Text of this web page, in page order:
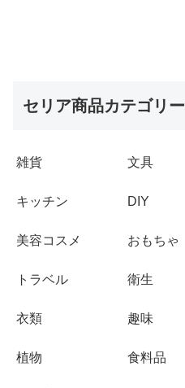
セリア商品カテゴリー
雑貨 文具
キッチン DIY
美容コスメ おもちゃ
トラベル 衛生
衣類 趣味
植物 食料品